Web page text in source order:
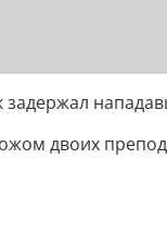
задержал
двоих